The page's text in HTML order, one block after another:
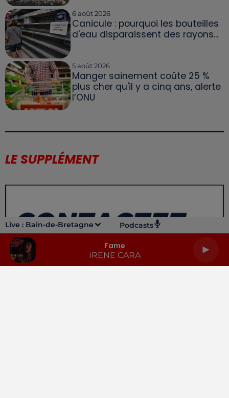
Live : Bain-de-Bretagne Podcasts
Fame
IRENE CARA
6 août 2026
Canicule : pourquoi les bouteilles
d'eau disparaissent des rayons...
5 août 2026
Manger sainement coûte 25 %
plus cher qu'il y a cinq ans, alerte
l’ONU
LE SUPPLÉMENT